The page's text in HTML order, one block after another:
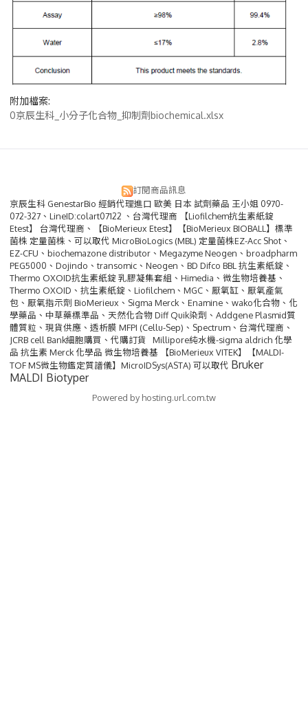
附加檔案:
0京辰生科_小分子化合物_抑制劑biochemical.xlsx
訂閱商品訊息
京辰生科 GenestarBio 經銷代理進口 歐美 日本 試劑藥品 王小姐 0970-
072-327、LineID:colart07122 、台灣代理商 【Liofilchem抗生素紙錠
Etest】 台灣代理商、【BioMerieux Etest】【BioMerieux BIOBALL】標準
菌株 定量菌株、可以取代 MicroBioLogics (MBL) 定量菌株EZ-Acc Shot、
EZ-CFU、biochemazone distributor、Megazyme Neogen、broadpharm
PEG5000、Dojindo、transomic、Neogen、BD Difco BBL 抗生素紙錠、
Thermo OXOID抗生素紙錠 乳膠凝集套組、Himedia、微生物培養基、
Thermo OXOID、抗生素紙錠、Liofilchem、MGC、厭氧缸、厭氧產氣
包、厭氧指示劑 BioMerieux、Sigma Merck、Enamine、wako化合物、化
學藥品、中草藥標準品、天然化合物 Diff Quik染劑、Addgene Plasmid質
體質粒、現貨供應、透析膜 MFPI (Cellu-Sep)、Spectrum、台灣代理商、
JCRB cell Bank細胞購買、代購訂貨 Millipore純水機-sigma aldrich 化學
品 抗生素 Merck 化學品 微生物培養基 【BioMerieux VITEK】【MALDI-
TOF MS微生物鑑定質譜儀】MicroIDSys(ASTA) 可以取代 Bruker
MALDI Biotyper
Powered by hosting.url.com.tw